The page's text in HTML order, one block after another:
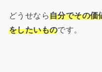
どうせなら自分でその価
をしたいものです。